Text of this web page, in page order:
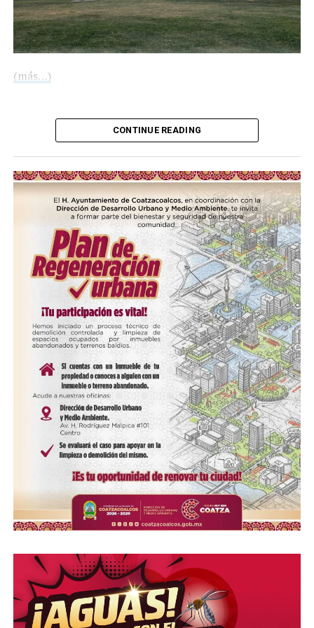
Me gusta esto:
COMPARTE ESTA INFORMACIÓN
RELATED TOPICS:
UP NEXT
Ayuntamiento impulsa plática para prevenir la violencia
contra personas adultas mayores
DON'T MISS
Malecón Costero contará con pasos peatonales para
fortalecer la seguridad vial y la convivencia
(más…)
Me gusta esto:
COMPARTE ESTA INFORMACIÓN
CONTINUE READING